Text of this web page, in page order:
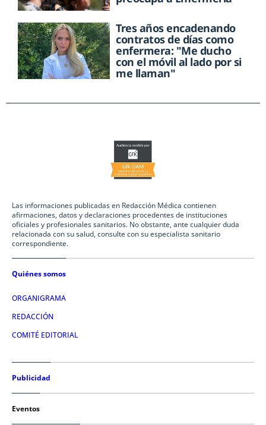
Tres años encadenando
contratos de días como
enfermera: "Me ducho
con el móvil al lado por si
me llaman"
Las informaciones publicadas en Redacción Médica contienen
afirmaciones, datos y declaraciones procedentes de instituciones
oficiales y profesionales sanitarios. No obstante, ante cualquier duda
relacionada con su salud, consulte con su especialista sanitario
correspondiente.
Quiénes somos
ORGANIGRAMA
REDACCIÓN
COMITÉ EDITORIAL
Publicidad
Eventos